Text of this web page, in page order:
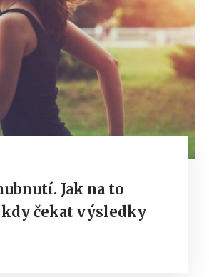
Jak na to
kdy čekat výsledky